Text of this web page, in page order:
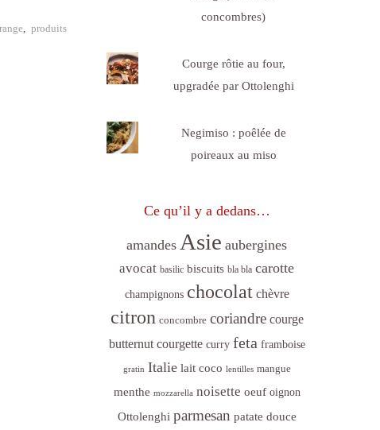
, produits
concombres)
Courge rôtie au four,
upgradée par Ottolenghi
Negimiso : poêlée de
poireaux au miso
Ce qu’il y a dedans…
amandes Asie aubergines
avocat basilic biscuits bla bla carotte
champignons chocolat chèvre
citron concombre coriandre courge
butternut courgette curry feta framboise
gratin Italie lait coco lentilles mangue
menthe mozzarella noisette oeuf oignon
Ottolenghi parmesan patate douce